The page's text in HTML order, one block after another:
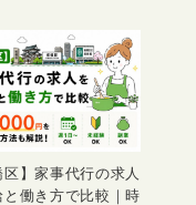
区】家事代行の求人
と働き方で比較｜時